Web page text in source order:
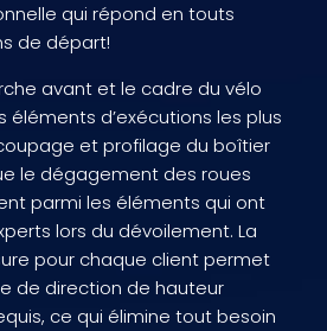
qui répond en touts
de départ!
avant et le cadre du vélo
éléments d’exécutions les plus
et profilage du boîtier
le dégagement des roues
parmi les éléments qui ont
lors du dévoilement. La
pour chaque client permet
de direction de hauteur
ce qui élimine tout besoin